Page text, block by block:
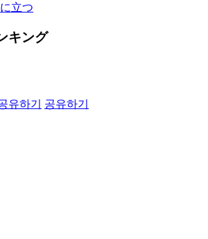
立つ
キング
유하기 공유하기